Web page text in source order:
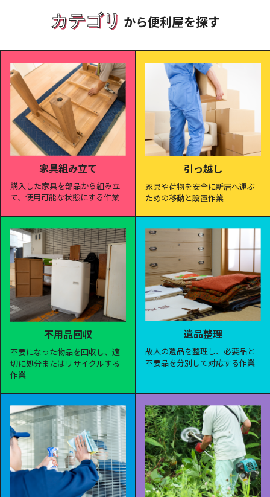
カテゴリ から便利屋を探す
家具組み立て
購入した家具を部品から組み立
て、使用可能な状態にする作業
引っ越し
家具や荷物を安全に新居へ運ぶ
ための移動と設置作業
不用品回収
不要になった物品を回収し、適
切に処分またはリサイクルする
作業
遺品整理
故人の遺品を整理し、必要品と
不要品を分別して対応する作業